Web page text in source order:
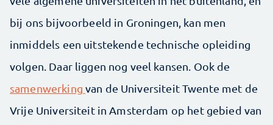
bij ons bijvoorbeeld in Groningen, kan men
inmiddels een uitstekende technische opleiding
volgen. Daar liggen nog veel kansen. Ook de
samenwerking van de Universiteit Twente met de
Vrije Universiteit in Amsterdam op het gebied van